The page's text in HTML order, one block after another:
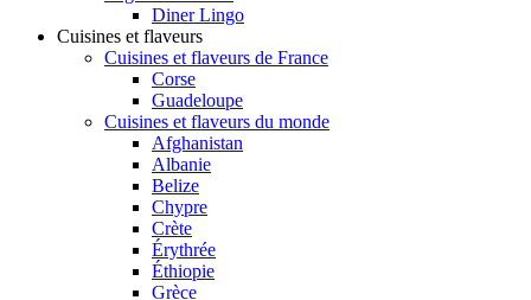
Diner Lingo
Cuisines et flaveurs
Cuisines et flaveurs de France
Corse
Guadeloupe
Cuisines et flaveurs du monde
Afghanistan
Albanie
Belize
Chypre
Crète
Érythrée
Éthiopie
Grèce